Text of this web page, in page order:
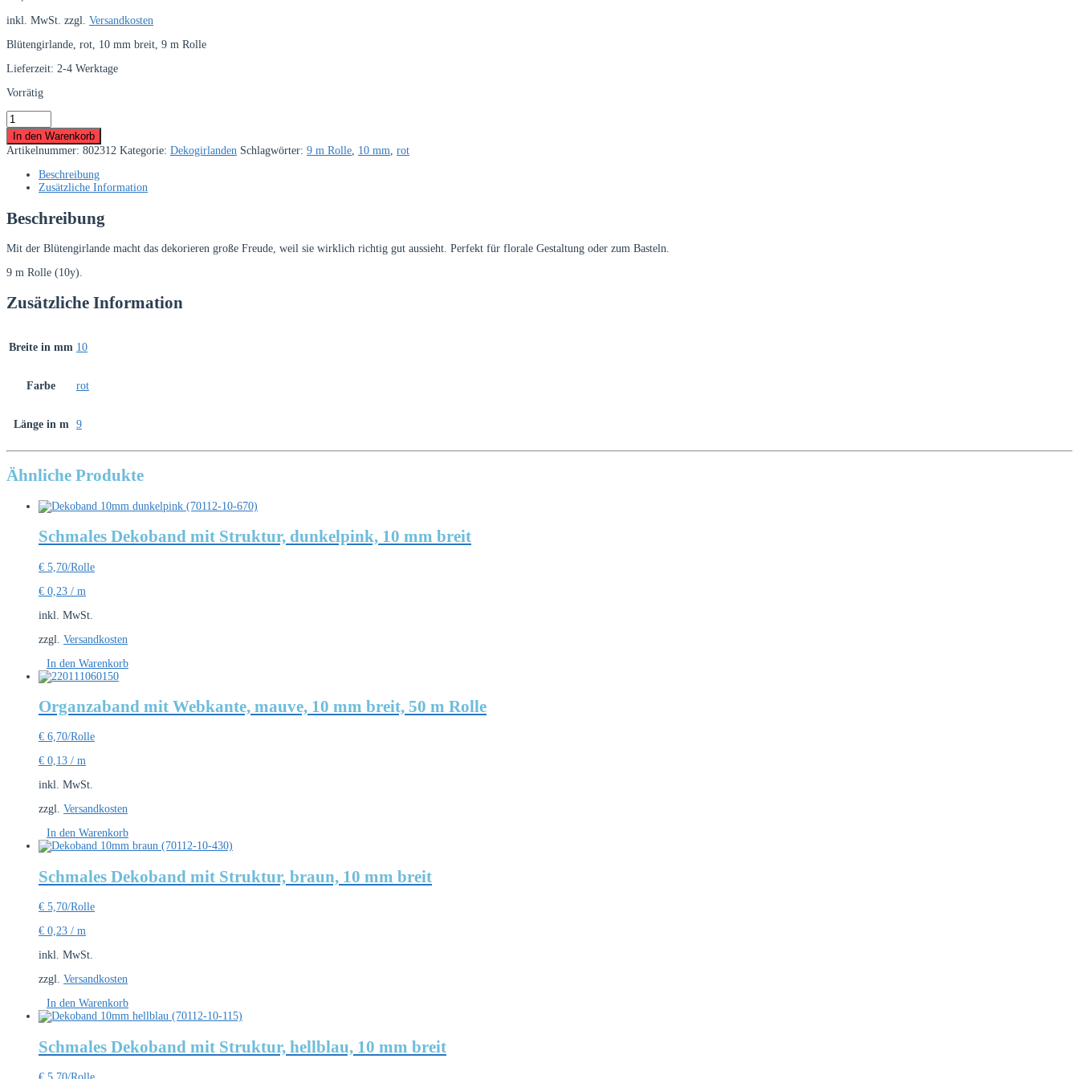
inkl. MwSt. zzgl. Versandkosten
Blütengirlande, rot, 10 mm breit, 9 m Rolle
Lieferzeit: 2-4 Werktage
Vorrätig
Blütengirlande,
rot,
10
mm
Menge
In den Warenkorb
Artikelnummer: 802312 Kategorie: Dekogirlanden Schlagwörter: 9 m Rolle, 10 mm, rot
Beschreibung
Zusätzliche Information
Beschreibung
Mit der Blütengirlande macht das dekorieren große Freude, weil sie wirklich richtig gut aussieht. Perfekt für florale Gestaltung oder zum Basteln.
9 m Rolle (10y).
Zusätzliche Information
Breite in mm 10
Farbe rot
Länge in m 9
Ähnliche Produkte
Schmales Dekoband mit Struktur, dunkelpink, 10 mm breit
€ 5,70/Rolle
€ 0,23 / m
inkl. MwSt.
zzgl. Versandkosten
In den Warenkorb
Organzaband mit Webkante, mauve, 10 mm breit, 50 m Rolle
€ 6,70/Rolle
€ 0,13 / m
inkl. MwSt.
zzgl. Versandkosten
In den Warenkorb
Schmales Dekoband mit Struktur, braun, 10 mm breit
€ 5,70/Rolle
€ 0,23 / m
inkl. MwSt.
zzgl. Versandkosten
In den Warenkorb
Schmales Dekoband mit Struktur, hellblau, 10 mm breit